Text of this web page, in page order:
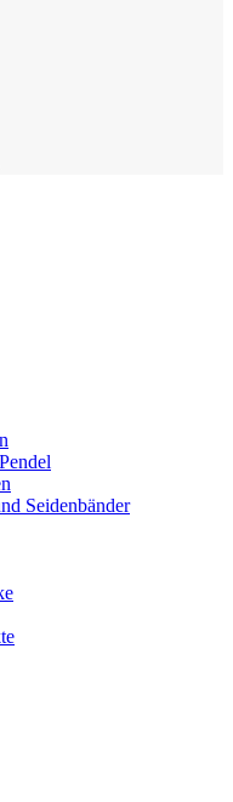
Seidenbänder